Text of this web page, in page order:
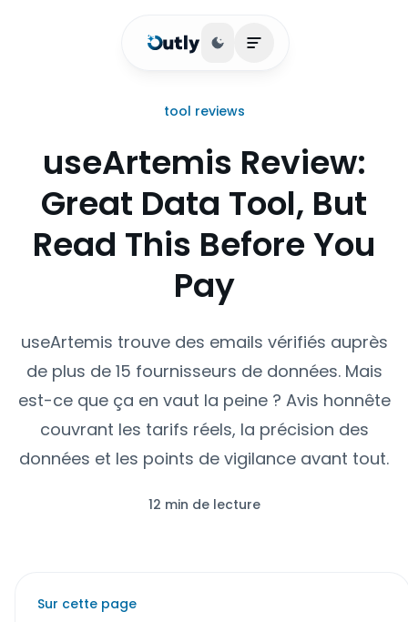
Basculer le thème
Ouvrir le menu
tool reviews
useArtemis Review:
Great Data Tool, But
Read This Before You
Pay
useArtemis trouve des emails vérifiés auprès
de plus de 15 fournisseurs de données. Mais
est-ce que ça en vaut la peine ? Avis honnête
couvrant les tarifs réels, la précision des
données et les points de vigilance avant tout.
12 min de lecture
Sur cette page